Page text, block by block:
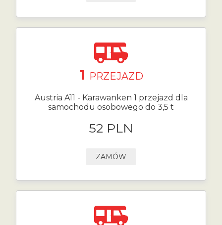
1 PRZEJAZD
Austria A11 - Karawanken 1 przejazd dla
samochodu osobowego do 3,5 t
52 PLN
ZAMÓW